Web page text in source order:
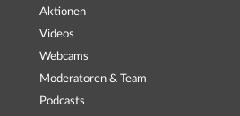
Aktionen
Videos
Webcams
Moderatoren & Team
Podcasts